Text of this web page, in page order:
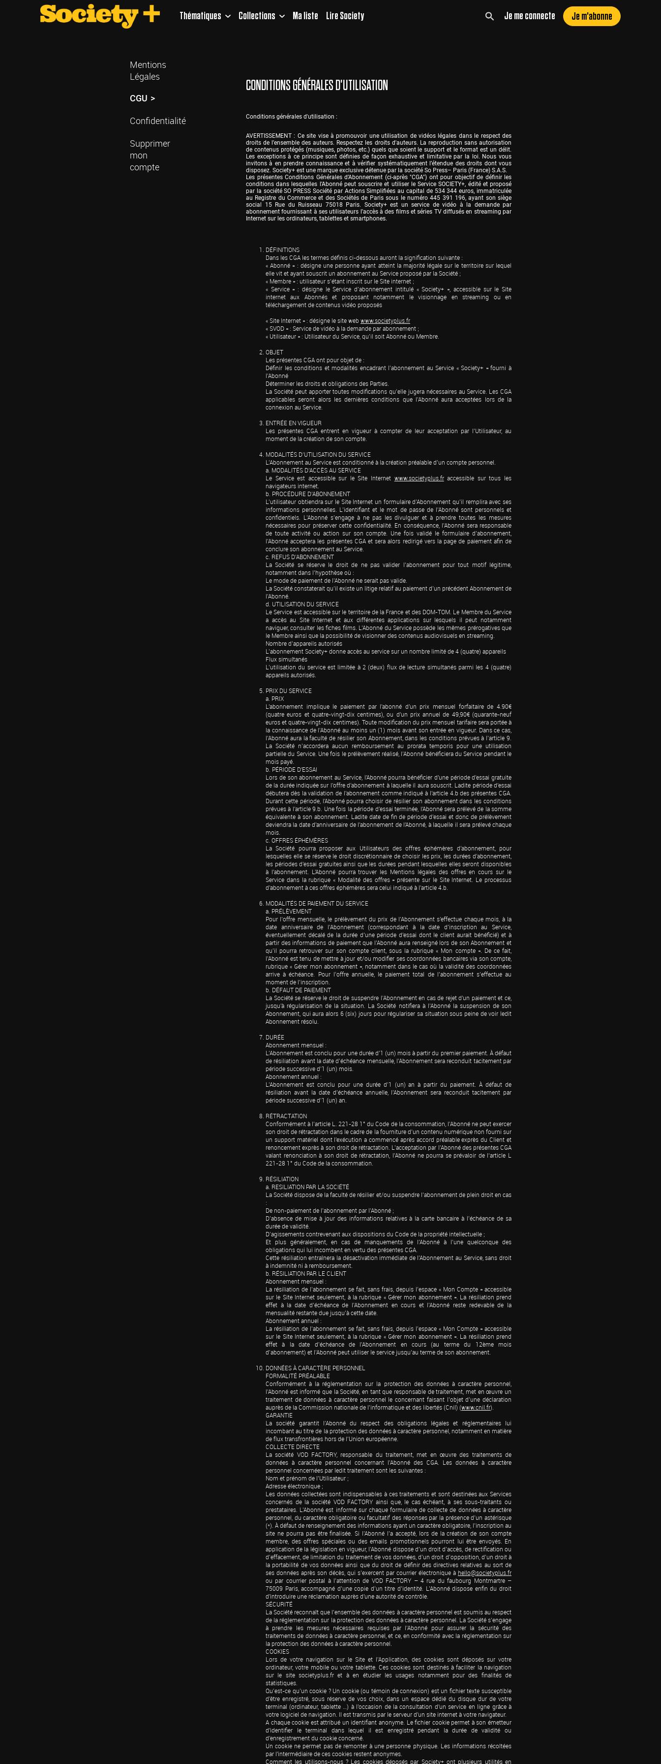
Thématiques Collections Ma liste Lire Society Je me connecte Je m'abonne
Mentions
Légales
CGU
Confidentialité
Supprimer
mon
compte
CONDITIONS GÉNÉRALES D'UTILISATION
Conditions générales d'utilisation :
AVERTISSEMENT : Ce site vise à promouvoir une utilisation de vidéos légales dans le respect des
droits de l’ensemble des auteurs. Respectez les droits d'auteurs. La reproduction sans autorisation
de contenus protégés (musiques, photos, etc.) quels que soient le support et le format est un délit.
Les exceptions à ce principe sont définies de façon exhaustive et limitative par la loi. Nous vous
invitons à en prendre connaissance et à vérifier systématiquement l’étendue des droits dont vous
disposez. Society+ est une marque exclusive détenue par la société So Press– Paris (France) S.A.S.
Les présentes Conditions Générales d’Abonnement (ci-après "CGA") ont pour objectif de définir les
conditions dans lesquelles l’Abonné peut souscrire et utiliser le Service SOCIETY+, édité et proposé
par la société SO PRESS Société par Actions Simplifiées au capital de 534 344 euros, immatriculée
au Registre du Commerce et des Sociétés de Paris sous le numéro 445 391 196, ayant son siège
social 15 Rue du Ruisseau 75018 Paris. Society+ est un service de vidéo à la demande par
abonnement fournissant à ses utilisateurs l’accès à des films et séries TV diffusés en streaming par
Internet sur les ordinateurs, tablettes et smartphones.
DÉFINITIONS
Dans les CGA les termes définis ci-dessous auront la signification suivante :
« Abonné » : désigne une personne ayant atteint la majorité légale sur le territoire sur lequel
elle vit et ayant souscrit un abonnement au Service proposé par la Société ;
« Membre » : utilisateur s’étant inscrit sur le Site internet ;
« Service » : désigne le Service d’abonnement intitulé « Society+ », accessible sur le Site
internet aux Abonnés et proposant notamment le visionnage en streaming ou en
téléchargement de contenus vidéo proposés
« Site Internet » : désigne le site web www.societyplus.fr
« SVOD » : Service de vidéo à la demande par abonnement ;
« Utilisateur » : Utilisateur du Service, qu’il soit Abonné ou Membre.
OBJET
Les présentes CGA ont pour objet de :
Définir les conditions et modalités encadrant l’abonnement au Service « Society+ » fourni à
l’Abonné
Déterminer les droits et obligations des Parties.
La Société peut apporter toutes modifications qu’elle jugera nécessaires au Service. Les CGA
applicables seront alors les dernières conditions que l’Abonné aura acceptées lors de la
connexion au Service.
ENTRÉE EN VIGUEUR
Les présentes CGA entrent en vigueur à compter de leur acceptation par l’Utilisateur, au
moment de la création de son compte.
MODALITÉS D’UTILISATION DU SERVICE
L’Abonnement au Service est conditionné à la création préalable d’un compte personnel.
a. MODALITÉS D’ACCÈS AU SERVICE
Le Service est accessible sur le Site Internet www.societyplus.fr accessible sur tous les
navigateurs internet.
b. PROCÉDURE D’ABONNEMENT
L’utilisateur obtiendra sur le Site Internet un formulaire d’Abonnement qu’il remplira avec ses
informations personnelles. L’identifiant et le mot de passe de l’Abonné sont personnels et
confidentiels. L’Abonné s’engage à ne pas les divulguer et à prendre toutes les mesures
nécessaires pour préserver cette confidentialité. En conséquence, l’Abonné sera responsable
de toute activité ou action sur son compte. Une fois validé le formulaire d’abonnement,
l’Abonné acceptera les présentes CGA et sera alors redirigé vers la page de paiement afin de
conclure son abonnement au Service.
c. REFUS D’ABONNEMENT
La Société se réserve le droit de ne pas valider l’abonnement pour tout motif légitime,
notamment dans l’hypothèse où :
Le mode de paiement de l’Abonné ne serait pas valide.
La Société constaterait qu’il existe un litige relatif au paiement d’un précédent Abonnement de
l’Abonné.
d. UTILISATION DU SERVICE
Le Service est accessible sur le territoire de la France et des DOM-TOM. Le Membre du Service
a accès au Site Internet et aux différentes applications sur lesquels il peut notamment
naviguer, consulter les fiches films. L’Abonné du Service possède les mêmes prérogatives que
le Membre ainsi que la possibilité de visionner des contenus audiovisuels en streaming.
Nombre d’appareils autorisés
L’abonnement Society+ donne accès au service sur un nombre limité de 4 (quatre) appareils
Flux simultanés
L’utilisation du service est limitée à 2 (deux) flux de lecture simultanés parmi les 4 (quatre)
appareils autorisés.
PRIX DU SERVICE
a. PRIX
L'abonnement implique le paiement par l'abonné d'un prix mensuel forfaitaire de 4.90€
(quatre euros et quatre-vingt-dix centimes), ou d'un prix annuel de 49,90€ (quarante-neuf
euros et quatre-vingt-dix centimes). Toute modification du prix mensuel tarifaire sera portée à
la connaissance de l’Abonné au moins un (1) mois avant son entrée en vigueur. Dans ce cas,
l’Abonné aura la faculté de résilier son Abonnement, dans les conditions prévues à l’article 9.
La Société n’accordera aucun remboursement au prorata temporis pour une utilisation
partielle du Service. Une fois le prélèvement réalisé, l’Abonné bénéficiera du Service pendant le
mois payé.
b. PÉRIODE D'ESSAI
Lors de son abonnement au Service, l'Abonné pourra bénéficier d'une période d'essai gratuite
de la durée indiquée sur l'offre d'abonnement à laquelle il aura souscrit. Ladite période d'essai
débutera dès la validation de l'abonnement comme indiqué à l'article 4.b des présentes CGA.
Durant cette période, l'Abonné pourra choisir de résilier son abonnement dans les conditions
prévues à l'article 9.b. Une fois la période d'essai terminée, l'Abonné sera prélevé de la somme
équivalente à son abonnement. Ladite date de fin de période d'essai et donc de prélèvement
deviendra la date d'anniversaire de l'abonnement de l'Abonné, à laquelle il sera prélevé chaque
mois.
c. OFFRES ÉPHÉMÈRES
La Société pourra proposer aux Utilisateurs des offres éphémères d'abonnement, pour
lesquelles elle se réserve le droit discrétionnaire de choisir les prix, les durées d'abonnement,
les périodes d'essai gratuites ainsi que les durées pendant lesquelles elles seront disponibles
à l'abonnement. L'Abonné pourra trouver les Mentions légales des offres en cours sur le
Service dans la rubrique « Modalité des offres » présente sur le Site Internet. Le processus
d'abonnement à ces offres éphémères sera celui indiqué à l'article 4.b.
MODALITÉS DE PAIEMENT DU SERVICE
a. PRÉLÈVEMENT
Pour l’offre mensuelle, le prélèvement du prix de l’Abonnement s'effectue chaque mois, à la
date anniversaire de l’Abonnement (correspondant à la date d’inscription au Service,
éventuellement décalé de la durée d’une période d'essai dont le client aurait bénéficié) et à
partir des informations de paiement que l’Abonné aura renseigné lors de son Abonnement et
qu’il pourra retrouver sur son compte client, sous la rubrique « Mon compte ». De ce fait,
l’Abonné est tenu de mettre à jour et/ou modifier ses coordonnées bancaires via son compte,
rubrique « Gérer mon abonnement », notamment dans le cas où la validité des coordonnées
arrive à échéance. Pour l’offre annuelle, le paiement total de l’abonnement s’effectue au
moment de l’inscription.
b. DÉFAUT DE PAIEMENT
La Société se réserve le droit de suspendre l’Abonnement en cas de rejet d'un paiement et ce,
jusqu'à régularisation de la situation. La Société notifiera à l’Abonné la suspension de son
Abonnement, qui aura alors 6 (six) jours pour régulariser sa situation sous peine de voir ledit
Abonnement résolu.
DURÉE
Abonnement mensuel :
L’Abonnement est conclu pour une durée d’1 (un) mois à partir du premier paiement. À défaut
de résiliation avant la date d’échéance mensuelle, l’Abonnement sera reconduit tacitement par
période successive d’1 (un) mois.
Abonnement annuel :
L’Abonnement est conclu pour une durée d’1 (un) an à partir du paiement. À défaut de
résiliation avant la date d’échéance annuelle, l’Abonnement sera reconduit tacitement par
période successive d’1 (un) an.
RÉTRACTATION
Conformément à l’article L. 221-28 1° du Code de la consommation, l’Abonné ne peut exercer
son droit de rétractation dans le cadre de la fourniture d’un contenu numérique non fourni sur
un support matériel dont l'exécution a commencé après accord préalable exprès du Client et
renoncement exprès à son droit de rétractation. L’acceptation par l’Abonné des présentes CGA
valant renonciation à son droit de rétractation, l’Abonné ne pourra se prévaloir de l‘article L
221-28 1° du Code de la consommation.
RÉSILIATION
a. RESILIATION PAR LA SOCIÉTÉ
La Société dispose de la faculté de résilier et/ou suspendre l’abonnement de plein droit en cas
:
De non-paiement de l’abonnement par l’Abonné ;
D’absence de mise à jour des informations relatives à la carte bancaire à l’échéance de sa
durée de validité.
D’agissements contrevenant aux dispositions du Code de la propriété intellectuelle ;
Et plus généralement, en cas de manquements de l’Abonné à l’une quelconque des
obligations qui lui incombent en vertu des présentes CGA.
Cette résiliation entraînera la désactivation immédiate de l’Abonnement au Service, sans droit
à indemnité ni à remboursement.
b. RÉSILIATION PAR LE CLIENT
Abonnement mensuel :
La résiliation de l’abonnement se fait, sans frais, depuis l’espace « Mon Compte » accessible
sur le Site Internet seulement, à la rubrique « Gérer mon abonnement ». La résiliation prend
effet à la date d’échéance de l’Abonnement en cours et l’Abonné reste redevable de la
mensualité restante due jusqu’à cette date.
Abonnement annuel :
La résiliation de l’abonnement se fait, sans frais, depuis l’espace « Mon Compte » accessible
sur le Site Internet seulement, à la rubrique « Gérer mon abonnement ». La résiliation prend
effet à la date d’échéance de l’Abonnement en cours (au terme du 12ème mois
d’abonnement) et l’Abonné peut utiliser le service jusqu’au terme de son abonnement.
DONNÉES À CARACTÈRE PERSONNEL
FORMALITÉ PRÉALABLE
Conformément à la réglementation sur la protection des données à caractère personnel,
l’Abonné est informé que la Société, en tant que responsable de traitement, met en œuvre un
traitement de données à caractère personnel le concernant faisant l’objet d’une déclaration
auprès de la Commission nationale de l’informatique et des libertés (Cnil) (www.cnil.fr).
GARANTIE
La société garantit l’Abonné du respect des obligations légales et réglementaires lui
incombant au titre de la protection des données à caractère personnel, notamment en matière
de flux transfrontières hors de l’Union européenne.
COLLECTE DIRECTE
La société VOD FACTORY, responsable du traitement, met en œuvre des traitements de
données à caractère personnel concernant l’Abonné des CGA. Les données à caractère
personnel concernées par ledit traitement sont les suivantes :
Nom et prénom de l’Utilisateur ;
Adresse électronique ;
Les données collectées sont indispensables à ces traitements et sont destinées aux Services
concernés de la société VOD FACTORY ainsi que, le cas échéant, à ses sous-traitants ou
prestataires. L’Abonné est informé sur chaque formulaire de collecte de données à caractère
personnel, du caractère obligatoire ou facultatif des réponses par la présence d’un astérisque
(*). À défaut de renseignement des informations ayant un caractère obligatoire, l’inscription au
site ne pourra pas être finalisée. Si l’Abonné l’a accepté, lors de la création de son compte
membre, des offres spéciales ou des emails promotionnels pourront lui être envoyés. En
application de la législation en vigueur, l’Abonné dispose d’un droit d’accès, de rectification ou
d’effacement, de limitation du traitement de vos données, d’un droit d’opposition, d’un droit à
la portabilité de vos données ainsi que du droit de définir des directives relatives au sort de
ses données après son décès, qui s’exercent par courrier électronique à hello@societyplus.fr
ou par courrier postal à l’attention de VOD FACTORY – 4 rue du faubourg Montmartre –
75009 Paris, accompagné d’une copie d’un titre d’identité. L’Abonné dispose enfin du droit
d'introduire une réclamation auprès d'une autorité de contrôle.
SÉCURITÉ
La Société reconnaît que l’ensemble des données à caractère personnel est soumis au respect
de la réglementation sur la protection des données à caractère personnel. La Société s’engage
à prendre les mesures nécessaires requises par l’Abonné pour assurer la sécurité des
traitements de données à caractère personnel, et ce, en conformité avec la réglementation sur
la protection des données à caractère personnel.
COOKIES
Lors de votre navigation sur le Site et l’Application, des cookies sont déposés sur votre
ordinateur, votre mobile ou votre tablette. Ces cookies sont destinés à faciliter la navigation
sur le site societyplus.fr et à en étudier les usages notamment pour des finalités de
statistiques.
Qu’est-ce qu’un cookie ? Un cookie (ou témoin de connexion) est un fichier texte susceptible
d'être enregistré, sous réserve de vos choix, dans un espace dédié du disque dur de votre
terminal (ordinateur, tablette …) à l'occasion de la consultation d'un service en ligne grâce à
votre logiciel de navigation. Il est transmis par le serveur d'un site internet à votre navigateur.
A chaque cookie est attribué un identifiant anonyme. Le fichier cookie permet à son émetteur
d'identifier le terminal dans lequel il est enregistré pendant la durée de validité ou
d'enregistrement du cookie concerné.
Un cookie ne permet pas de remonter à une personne physique. Les informations récoltées
par l'intermédiaire de ces cookies restent anonymes.
Comment les utilisons-nous ? Les cookies déposés par Society+ ont plusieurs utilités en